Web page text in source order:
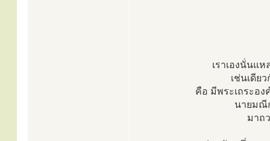
เราเองนั่นแ
เช่นเดีย
คือ มีพระเถระอ
นายมณี
มาถ